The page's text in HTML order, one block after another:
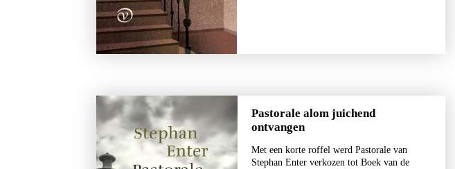
Pastorale alom juichend
ontvangen
Met een korte roffel werd Pastorale van
Stephan Enter verkozen tot Boek van de